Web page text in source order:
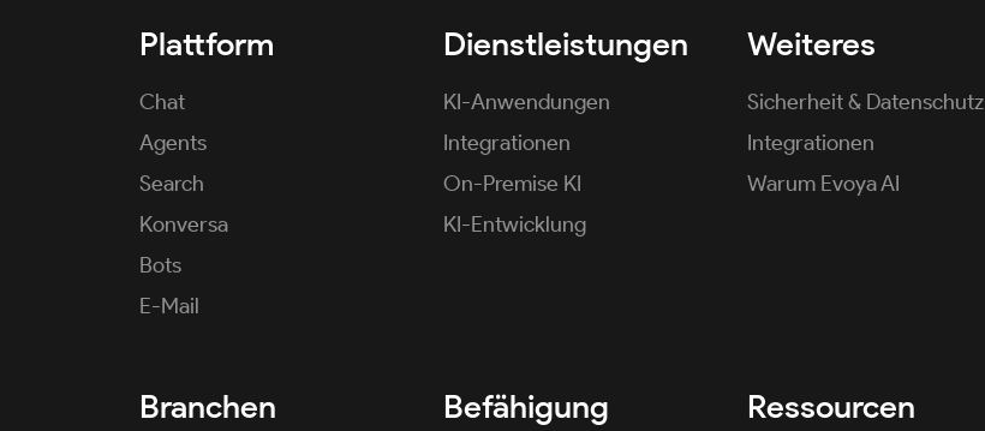
Plattform
Chat
Agents
Search
Konversa
Bots
E-Mail
Dienstleistungen
KI-Anwendungen
Integrationen
On-Premise KI
KI-Entwicklung
Weiteres
Sicherheit & Datenschutz
Integrationen
Warum Evoya AI
Branchen Befähigung Ressourcen